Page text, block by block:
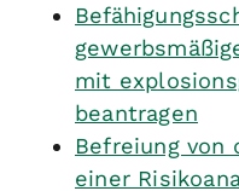
mit
beantragen
Befreiung von
einer